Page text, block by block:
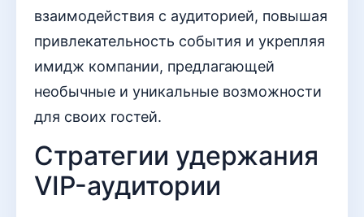
взаимодействия с аудиторией, повышая
привлекательность события и укрепляя
имидж компании, предлагающей
необычные и уникальные возможности
для своих гостей.
Стратегии удержания
VIP-аудитории